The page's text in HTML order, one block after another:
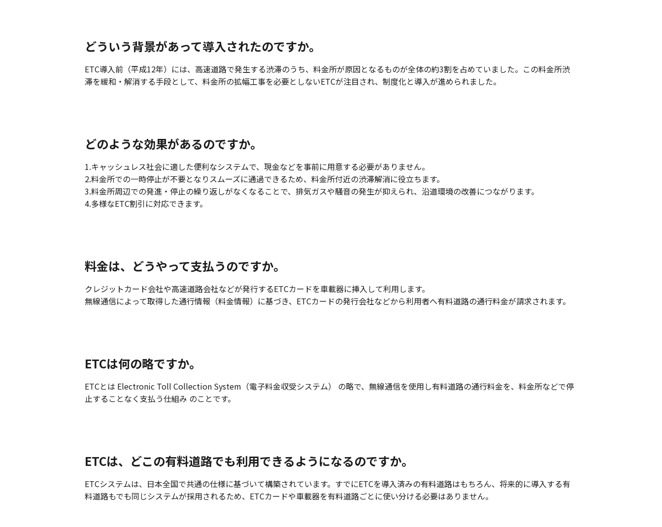
どういう背景があって導入されたのですか。
ETC導入前（平成12年）には、高速道路で発生する渋滞のうち、料金所が原因となるものが全体の約3割を占めていました。この料金所渋
滞を緩和・解消する手段として、料金所の拡幅工事を必要としないETCが注目され、制度化と導入が進められました。
どのような効果があるのですか。
1.キャッシュレス社会に適した便利なシステムで、現金などを事前に用意する必要がありません。
2.料金所での一時停止が不要となりスムーズに通過できるため、料金所付近の渋滞解消に役立ちます。
3.料金所周辺での発進・停止の繰り返しがなくなることで、排気ガスや騒音の発生が抑えられ、沿道環境の改善につながります。
4.多様なETC割引に対応できます。
料金は、どうやって支払うのですか。
クレジットカード会社や高速道路会社などが発行するETCカードを車載器に挿入して利用します。
無線通信によって取得した通行情報（料金情報）に基づき、ETCカードの発行会社などから利用者へ有料道路の通行料金が請求されます。
ETCは何の略ですか。
ETCとは Electronic Toll Collection System（電子料金収受システム） の略で、無線通信を使用し有料道路の通行料金を、料金所などで停
止することなく支払う仕組み のことです。
ETCは、どこの有料道路でも利用できるようになるのですか。
ETCシステムは、日本全国で共通の仕様に基づいて構築されています。すでにETCを導入済みの有料道路はもちろん、将来的に導入する有
料道路もでも同じシステムが採用されるため、ETCカードや車載器を有料道路ごとに使い分ける必要はありません。